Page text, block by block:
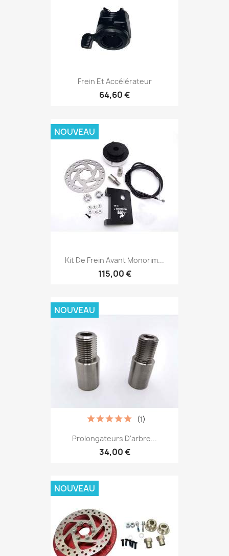
Frein Et Accélérateur
64,60 €
Kit De Frein Avant Monorim...
115,00 €
NOUVEAU
Prolongateurs D'arbre...
34,00 €
(1)
NOUVEAU
NOUVEAU